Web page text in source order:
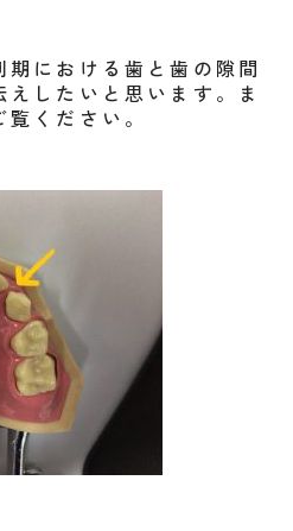
における歯と歯の隙間
したいと思います。ま
ください。